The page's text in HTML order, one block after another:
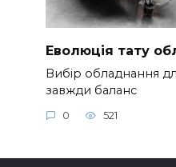
Еволюція тату
Вибір обладнання
завжди баланс
0 521